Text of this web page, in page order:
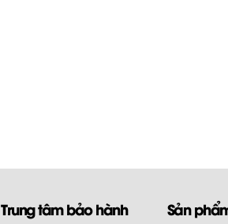
Trung tâm bảo hành Sản